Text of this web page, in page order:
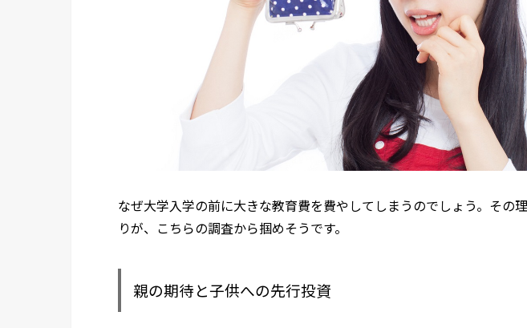
なぜ大学入学の前に大きな教育費を費やしてしまうのでしょう。その
りが、こちらの調査から掴めそうです。
親の期待と子供への先行投資